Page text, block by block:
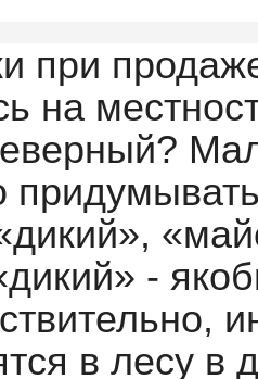
при
на
-
в лесу в